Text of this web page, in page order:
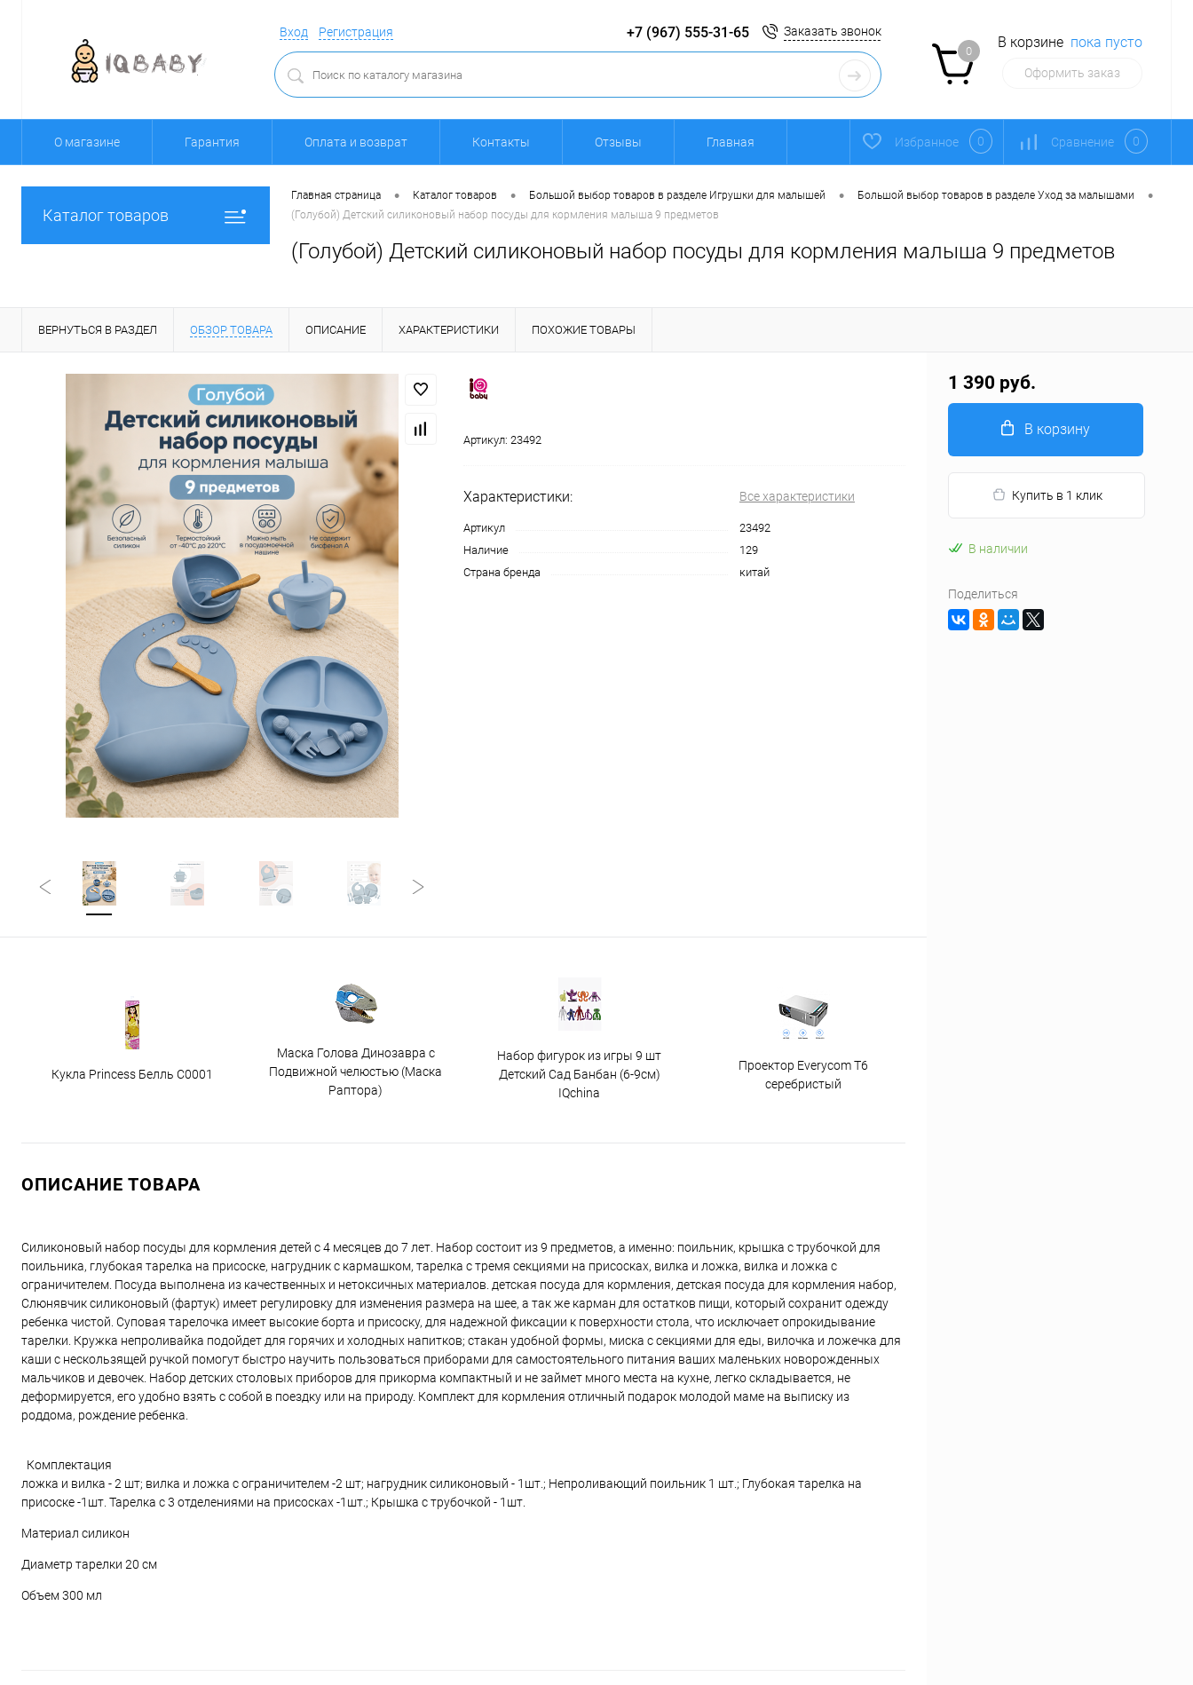
Вход Регистрация +7 (967) 555-31-65 Заказать звонок
0
В корзине пока пусто
Оформить заказ
О магазине Гарантия Оплата и возврат Контакты Отзывы Главная Избранное 0 Сравнение 0
Каталог товаров
Главная страница • Каталог товаров • Большой выбор товаров в разделе Игрушки для малышей • Большой выбор товаров в разделе Уход за малышами •
(Голубой) Детский силиконовый набор посуды для кормления малыша 9 предметов
(Голубой) Детский силиконовый набор посуды для кормления малыша 9 предметов
ВЕРНУТЬСЯ В РАЗДЕЛ ОБЗОР ТОВАРА ОПИСАНИЕ ХАРАКТЕРИСТИКИ ПОХОЖИЕ ТОВАРЫ
Артикул: 23492
Характеристики: Все характеристики
Артикул
23492
Наличие
129
Страна бренда
китай
Кукла Princess Белль C0001
Маска Голова Динозавра с
Подвижной челюстью (Маска
Раптора)
Набор фигурок из игры 9 шт
Детский Сад Банбан (6-9см)
IQchina
Проектор Everycom T6
серебристый
ОПИСАНИЕ ТОВАРА
Силиконовый набор посуды для кормления детей с 4 месяцев до 7 лет. Набор состоит из 9 предметов, а именно: поильник, крышка с трубочкой для
поильника, глубокая тарелка на присоске, нагрудник с кармашком, тарелка с тремя секциями на присосках, вилка и ложка, вилка и ложка с
ограничителем. Посуда выполнена из качественных и нетоксичных материалов. детская посуда для кормления, детская посуда для кормления набор,
Слюнявчик силиконовый (фартук) имеет регулировку для изменения размера на шее, а так же карман для остатков пищи, который сохранит одежду
ребенка чистой. Суповая тарелочка имеет высокие борта и присоску, для надежной фиксации к поверхности стола, что исключает опрокидывание
тарелки. Кружка непроливайка подойдет для горячих и холодных напитков; стакан удобной формы, миска с секциями для еды, вилочка и ложечка для
каши с нескользящей ручкой помогут быстро научить пользоваться приборами для самостоятельного питания ваших маленьких новорожденных
мальчиков и девочек. Набор детских столовых приборов для прикорма компактный и не займет много места на кухне, легко складывается, не
деформируется, его удобно взять с собой в поездку или на природу. Комплект для кормления отличный подарок молодой маме на выписку из
роддома, рождение ребенка.
Комплектация
ложка и вилка - 2 шт; вилка и ложка с ограничителем -2 шт; нагрудник силиконовый - 1шт.; Непроливающий поильник 1 шт.; Глубокая тарелка на
присоске -1шт. Тарелка с 3 отделениями на присосках -1шт.; Крышка с трубочкой - 1шт.
Материал силикон
Диаметр тарелки 20 см
Объем 300 мл
1 390 руб.
В корзину
Купить в 1 клик
В наличии
Поделиться